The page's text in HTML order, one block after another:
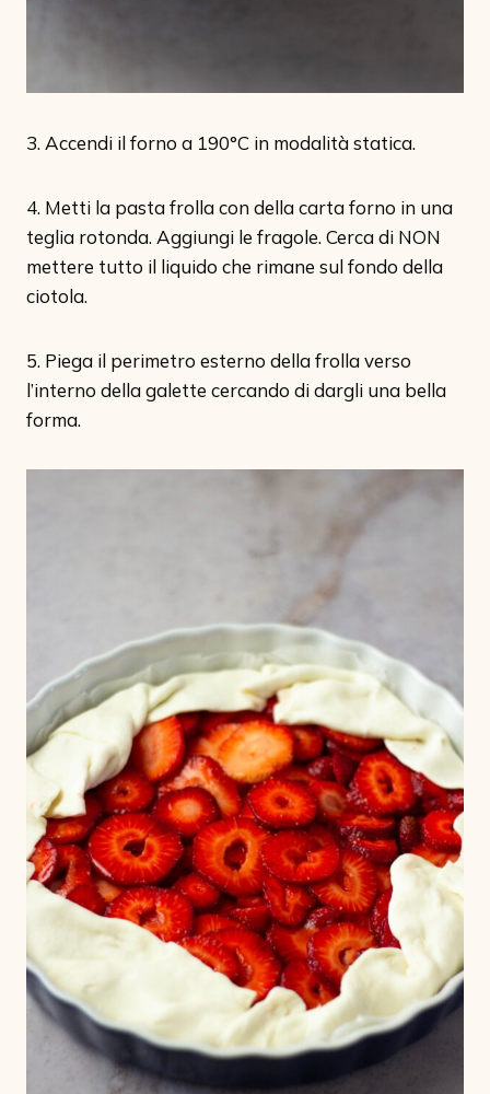
3. Accendi il forno a 190°C in modalità statica.
4. Metti la pasta frolla con della carta forno in una
teglia rotonda. Aggiungi le fragole. Cerca di NON
mettere tutto il liquido che rimane sul fondo della
ciotola.
5. Piega il perimetro esterno della frolla verso
l’interno della galette cercando di dargli una bella
forma.